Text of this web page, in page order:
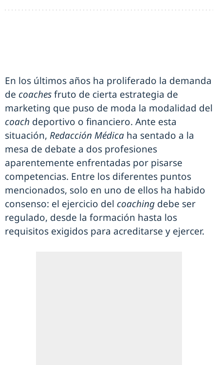
En los últimos años ha proliferado la demanda
de coachesfruto de cierta estrategia de
marketing que puso de moda la modalidad del
coach deportivo o financiero. Ante esta
situación, Redacción Médica ha sentado a la
mesa de debate a dos profesiones
aparentemente enfrentadas por pisarse
competencias. Entre los diferentes puntos
mencionados, solo en uno de ellos ha habido
consenso: el ejercicio del coaching debe ser
regulado, desde la formación hasta los
requisitos exigidos para acreditarse y ejercer.